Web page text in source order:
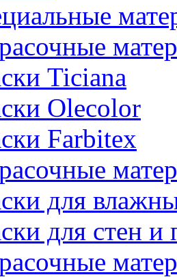
Ticiana
Olecolor
Farbitex
для
для стен и